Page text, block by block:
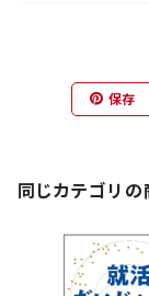
保存
同じカテゴリの